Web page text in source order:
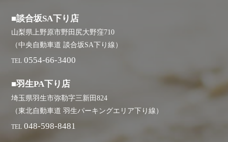
■談合坂SA下り店
山梨県上野原市野田尻大野窪710
（中央自動車道 談合坂SA下り線）
TEL 0554-66-3400
■羽生PA下り店
埼玉県羽生市弥勒字三新田824
（東北自動車道 羽生パーキングエリア下り線）
TEL 048-598-8481